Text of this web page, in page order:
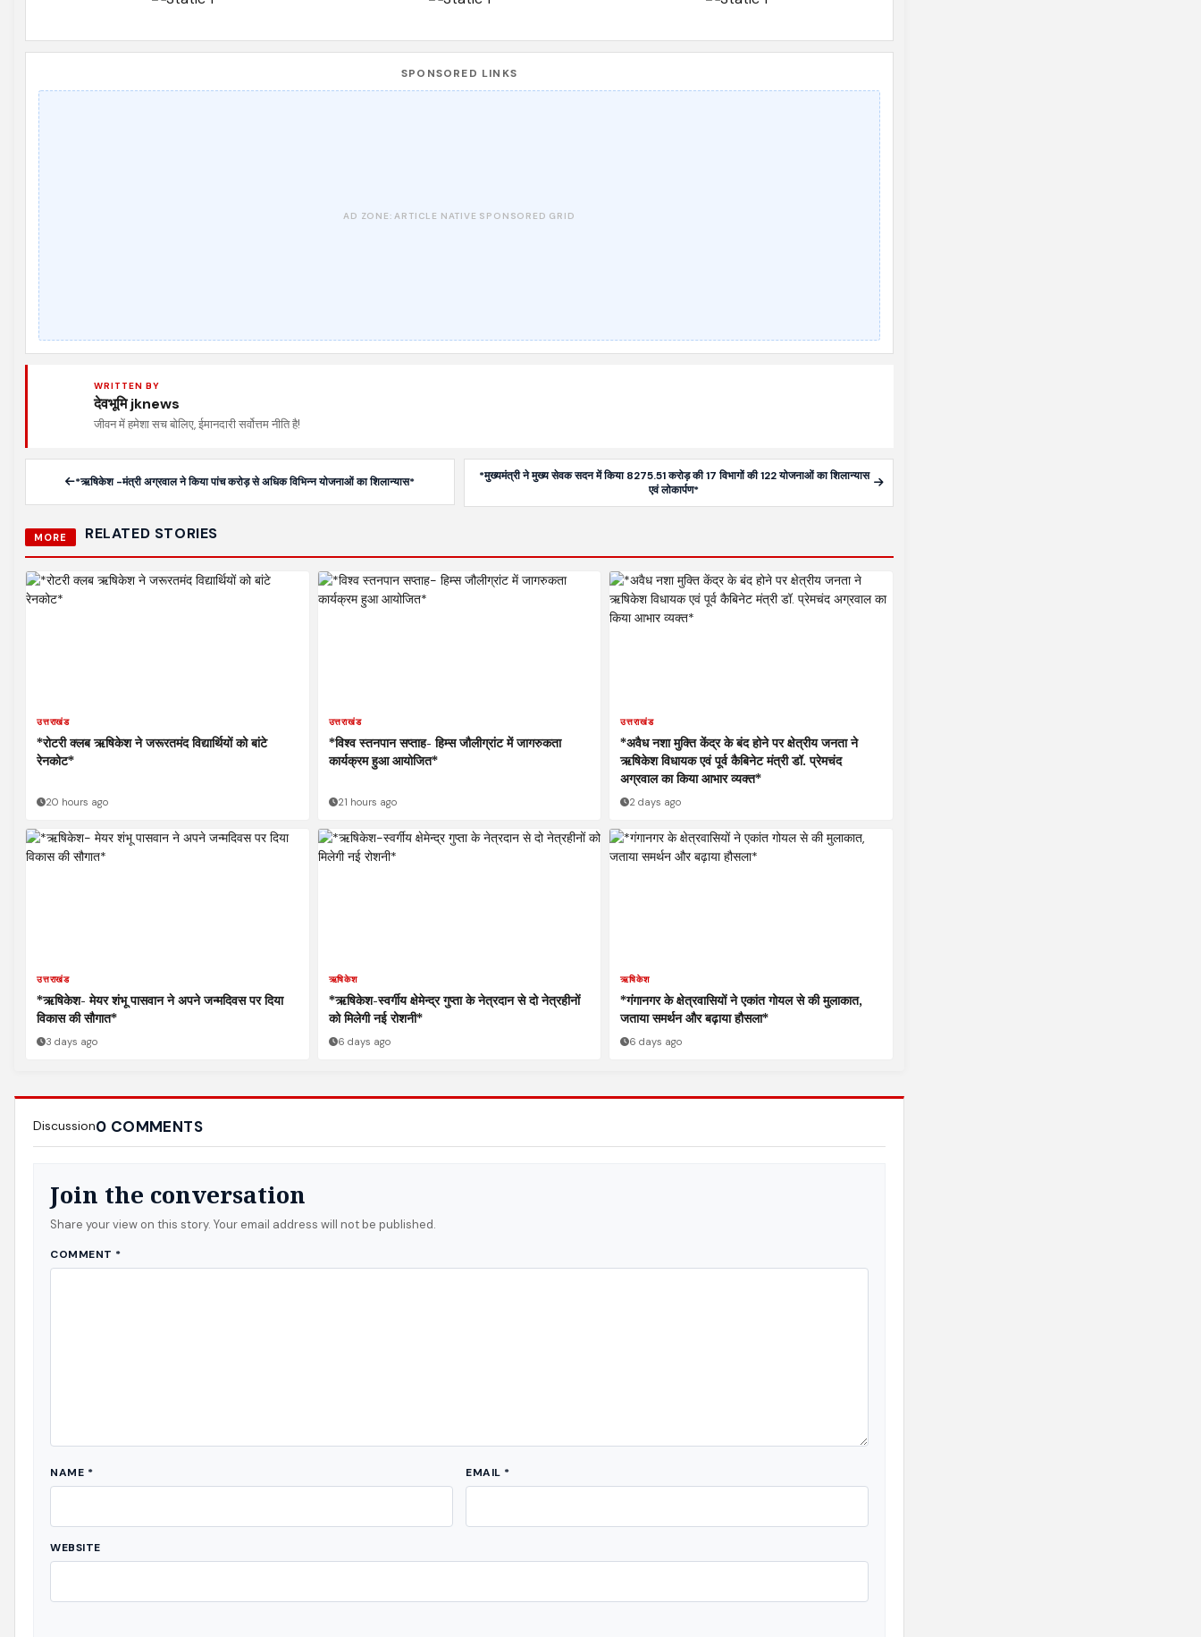
SPONSORED LINKS
WRITTEN BY
देवभूमि jknews
जीवन में हमेशा सच बोलिए, ईमानदारी सर्वोत्तम नीति है!
*ऋषिकेश -मंत्री अग्रवाल ने किया पांच करोड़ से अधिक विभिन्न योजनाओं का शिलान्यास*
*मुख्यमंत्री ने मुख्य सेवक सदन में किया 8275.51 करोड़ की 17 विभागों की 122 योजनाओं का शिलान्यास
एवं लोकार्पण*
MORE RELATED STORIES
उत्तराखंड
*रोटरी क्लब ऋषिकेश ने जरूरतमंद विद्यार्थियों को बांटे
रेनकोट*
20 hours ago
उत्तराखंड
*विश्व स्तनपान सप्ताह- हिम्स जौलीग्रांट में जागरुकता
कार्यक्रम हुआ आयोजित*
21 hours ago
उत्तराखंड
*अवैध नशा मुक्ति केंद्र के बंद होने पर क्षेत्रीय जनता ने
ऋषिकेश विधायक एवं पूर्व कैबिनेट मंत्री डॉ. प्रेमचंद
अग्रवाल का किया आभार व्यक्त*
2 days ago
उत्तराखंड
*ऋषिकेश- मेयर शंभू पासवान ने अपने जन्मदिवस पर दिया
विकास की सौगात*
3 days ago
ऋषिकेश
*ऋषिकेश-स्वर्गीय क्षेमेन्द्र गुप्ता के नेत्रदान से दो नेत्रहीनों
को मिलेगी नई रोशनी*
6 days ago
ऋषिकेश
*गंगानगर के क्षेत्रवासियों ने एकांत गोयल से की मुलाकात,
जताया समर्थन और बढ़ाया हौसला*
6 days ago
Discussion0 COMMENTS
Join the conversation
Share your view on this story. Your email address will not be published.
COMMENT *
NAME * EMAIL *
WEBSITE